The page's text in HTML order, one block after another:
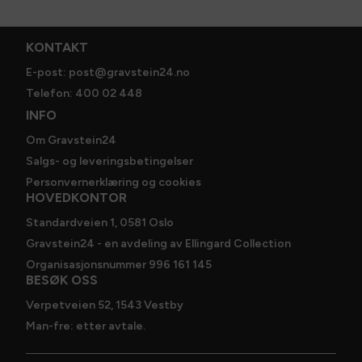
godkjent av deg.
Størrelse 90 x 70 cm
KONTAKT
E-post: post@gravstein24.no
Telefon: 400 02 448
INFO
Om Gravstein24
Salgs- og leveringsbetingelser
Personvernerklæring og cookies
HOVEDKONTOR
Standardveien 1, 0581 Oslo
Gravstein24 - en avdeling av Ellingard Collection
Organisasjonsnummer 996 161 145
BESØK OSS
Verpetveien 52, 1543 Vestby
Man-fre: etter avtale.